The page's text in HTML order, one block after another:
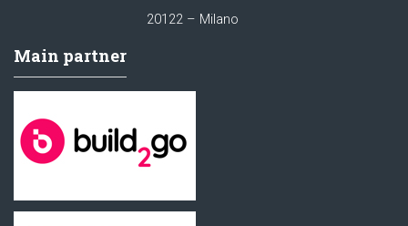
20122 – Milano
Main partner